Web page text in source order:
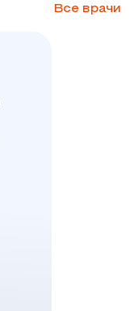
Все врачи